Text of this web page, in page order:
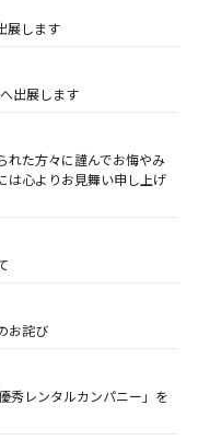
展します
出展します
れた方々に謹んでお悔やみ
は心よりお見舞い申し上げ
お詫び
秀レンタルカンパニー」を